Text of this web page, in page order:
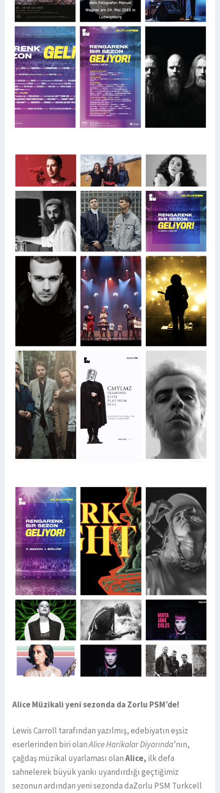
Alice Müzikali yeni sezonda da Zorlu PSM’de!
Lewis Carroll tarafından yazılmış, edebiyatın eşsiz
eserlerinden biri olanAlice Harikalar Diyarında’nın,
çağdaş müzikal uyarlaması olanAlice, ilk defa
sahnelerek büyük yankı uyandırdığı geçtiğimiz
sezonun ardından yeni sezonda daZorlu PSM Turkcell